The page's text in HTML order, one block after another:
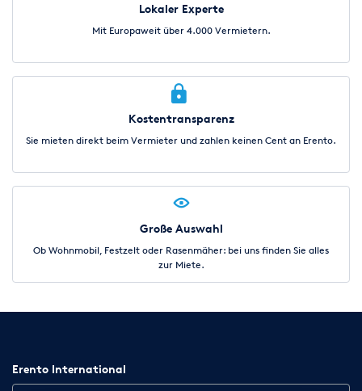
Lokaler Experte
Mit Europaweit über 4.000 Vermietern.
Kostentransparenz
Sie mieten direkt beim Vermieter und zahlen keinen Cent an Erento.
Große Auswahl
Ob Wohnmobil, Festzelt oder Rasenmäher: bei uns finden Sie alles
zur Miete.
Erento International